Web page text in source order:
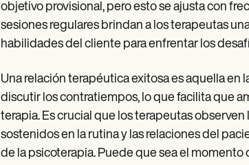
objetivo provisional, pero esto se ajusta con
sesiones regulares brindan a los terapeutas
habilidades del cliente para enfrentar los
Una relación terapéutica exitosa es aquella en
discutir los contratiempos, lo que facilita que
terapia. Es crucial que los terapeutas
sostenidos en la rutina y las relaciones del
de la psicoterapia. Puede que sea el